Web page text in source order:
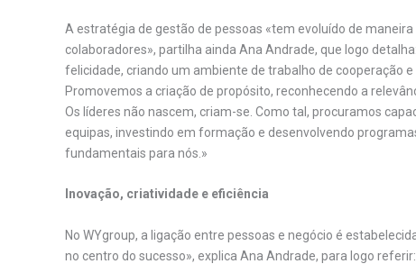
A estratégia de gestão de pessoas «tem evoluído de
colaboradores», partilha ainda Ana Andrade, que logo
felicidade, criando um ambiente de trabalho de cooperação
Promovemos a criação de propósito, reconhecendo a
Os líderes não nascem, criam-se. Como tal, procuramos
equipas, investindo em formação e desenvolvendo
fundamentais para nós.»
Inovação, criatividade e eficiência
No WYgroup, a ligação entre pessoas e negócio é
no centro do sucesso», explica Ana Andrade, para logo